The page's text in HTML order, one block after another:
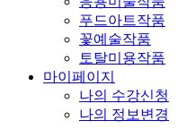
푸드아트작품
꽃예술작품
토탈미용작품
마이페이지
나의 수강신청
나의 정보변경